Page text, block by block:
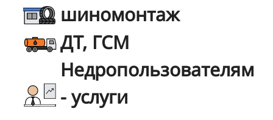
шиномонтаж
ДТ, ГСМ
Недропользователям
- услуги